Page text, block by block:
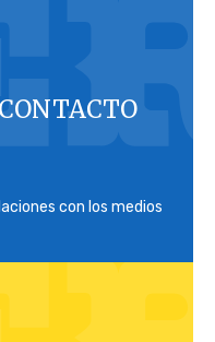
con los medios